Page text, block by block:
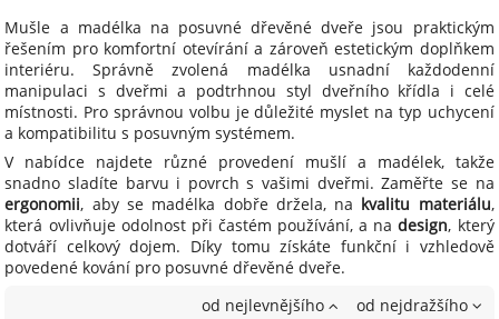
Mušle a madélka na posuvné dřevěné dveře jsou praktickým
řešením pro komfortní otevírání a zároveň estetickým doplňkem
interiéru. Správně zvolená madélka usnadní každodenní
manipulaci s dveřmi a podtrhnou styl dveřního křídla i celé
místnosti. Pro správnou volbu je důležité myslet na typ uchycení
a kompatibilitu s posuvným systémem.
V nabídce najdete různé provedení mušlí a madélek, takže
snadno sladíte barvu i povrch s vašimi dveřmi. Zaměřte se na
ergonomii, aby se madélka dobře držela, na kvalitu materiálu,
která ovlivňuje odolnost při častém používání, a nadesign, který
dotváří celkový dojem. Díky tomu získáte funkční i vzhledově
povedené kování pro posuvné dřevěné dveře.
od nejlevnějšího
od nejdražšího